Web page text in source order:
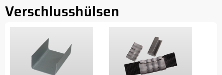
Verschlusshülsen